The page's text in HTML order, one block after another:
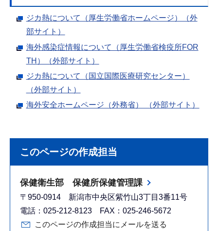
ジカ熱について（厚生労働省ホームページ）（外
部サイト）
海外感染症情報について（厚生労働省検疫所FOR
TH）（外部サイト）
ジカ熱について（国立国際医療研究センター）
（外部サイト）
海外安全ホームページ（外務省） （外部サイト）
このページの作成担当
保健衛生部 保健所保健管理課
〒950-0914 新潟市中央区紫竹山3丁目3番11号
電話：025-212-8123 FAX：025-246-5672
このページの作成担当にメールを送る